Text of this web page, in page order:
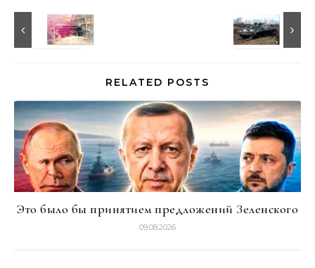
RELATED POSTS
Это было бы принятием предложений Зеленского
09.08.2026